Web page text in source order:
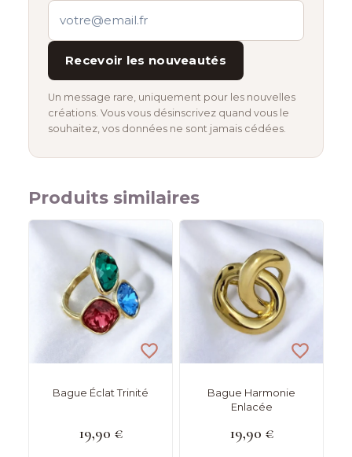
Recevoir les nouveautés
Un message rare, uniquement pour les nouvelles
créations. Vous vous désinscrivez quand vous le
souhaitez, vos données ne sont jamais cédées.
Produits similaires
Bague Éclat Trinité
19,90 €
Bague Harmonie
Enlacée
19,90 €